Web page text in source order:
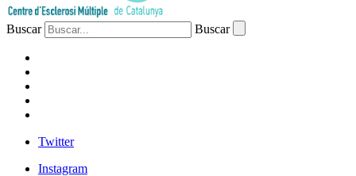
Buscar Buscar
Twitter
Instagram